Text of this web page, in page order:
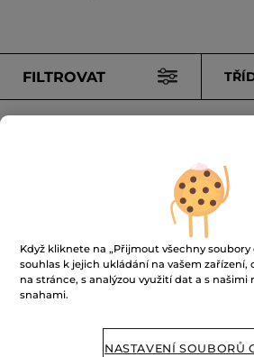
FILTROVAT
Když kliknete na „Přijmout všechny
souhlas k jejich ukládání na vašem zařízení,
na stránce, s analýzou využití dat a s
snahami.
NASTAVENÍ SOUBORŮ